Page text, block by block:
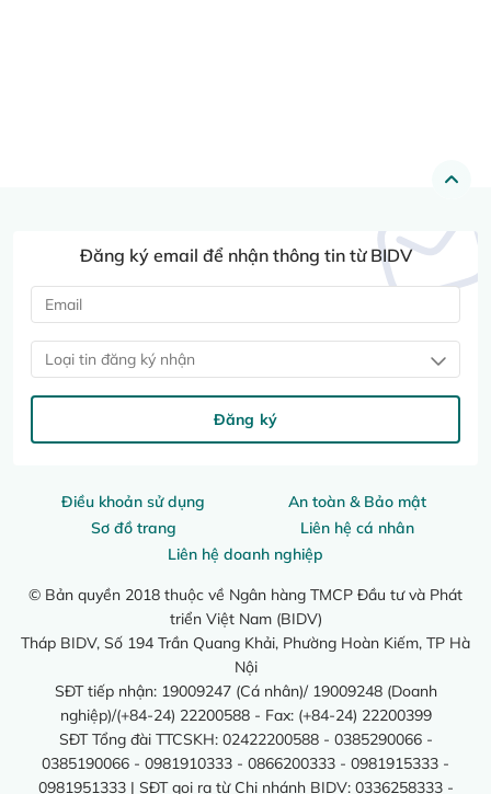
Điều khoản sử dụng
An toàn & Bảo mật
Sơ đồ trang
Liên hệ cá nhân
Liên hệ doanh nghiệp
© Bản quyền 2018 thuộc về Ngân hàng TMCP Đầu tư và Phát
triển Việt Nam (BIDV)
Tháp BIDV, Số 194 Trần Quang Khải, Phường Hoàn Kiếm, TP Hà
Nội
SĐT tiếp nhận: 19009247 (Cá nhân)/ 19009248 (Doanh
nghiệp)/(+84-24) 22200588 - Fax: (+84-24) 22200399
SĐT Tổng đài TTCSKH: 02422200588 - 0385290066 -
0385190066 - 0981910333 - 0866200333 - 0981915333 -
0981951333 | SĐT gọi ra từ Chi nhánh BIDV: 0336258333 -
Đăng ký email để nhận thông tin từ BIDV
Loại tin đăng ký nhận
Đăng ký